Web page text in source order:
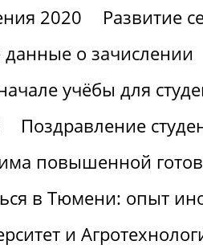
2020
Развитие
о зачислении
учёбы для
Поздравление
повышенной
в Тюмени: опыт
и